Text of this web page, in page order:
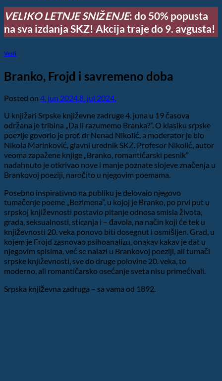
VELIKO LETNJE SNIŽENJE: do 50% popusta
na sva izdanja SKZ! Akcija traje do 9. avgusta!
Vesti
Branko, Frojd i savremeno doba
Posted on 4. jun 2024.8. jul 2024.
U knjižari Srpske književne zadruge 4. juna u 19 časova
održana je tribina „Da li razumemo Branka?”. O klasiku srpske
poezije govorio je prof. dr Nenad Nikolić, a moderator je bio
Nikola Marinković, glavni urednik SKZ. Profesor Nikolić, autor
veoma zapažene knjige „Branko, romantičarski pesnik”
nadahnuto je otkrivao nove i manje poznate slojeve značenja u
Brankovoj poeziji, naročito u njegovim poemama.
Posebno inspirativno na publiku je delovalo njegovo
tumačenje poeme „Bezimena”, u kojoj je Branko, po prvi put u
srpskoj književnosti postavio pitanje odnosa smisla života,
grada, seksualnosti, sticanja i – đavola, na način koji će tek u
književnosti 20. veka ponovo biti dosegnut i osmišljen. Grad, u
kojem je Frojd zasnovao psihoanalizu, onakav kakav je dat u
njegovim spisima, već se nalazi u Brankovoj poeziji, ali tumači
srpske književnosti, sve do druge polovine 20. veka, to
moderno, ali romantičarsko osećanje sveta nisu primećivali.
Srpska književna zadruga – sa vama od 1892.